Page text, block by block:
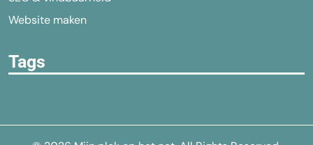
Website maken
Tags